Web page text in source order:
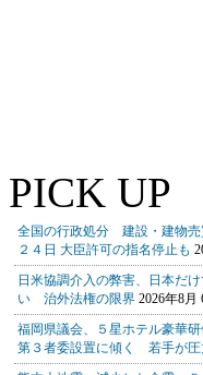
PICK UP